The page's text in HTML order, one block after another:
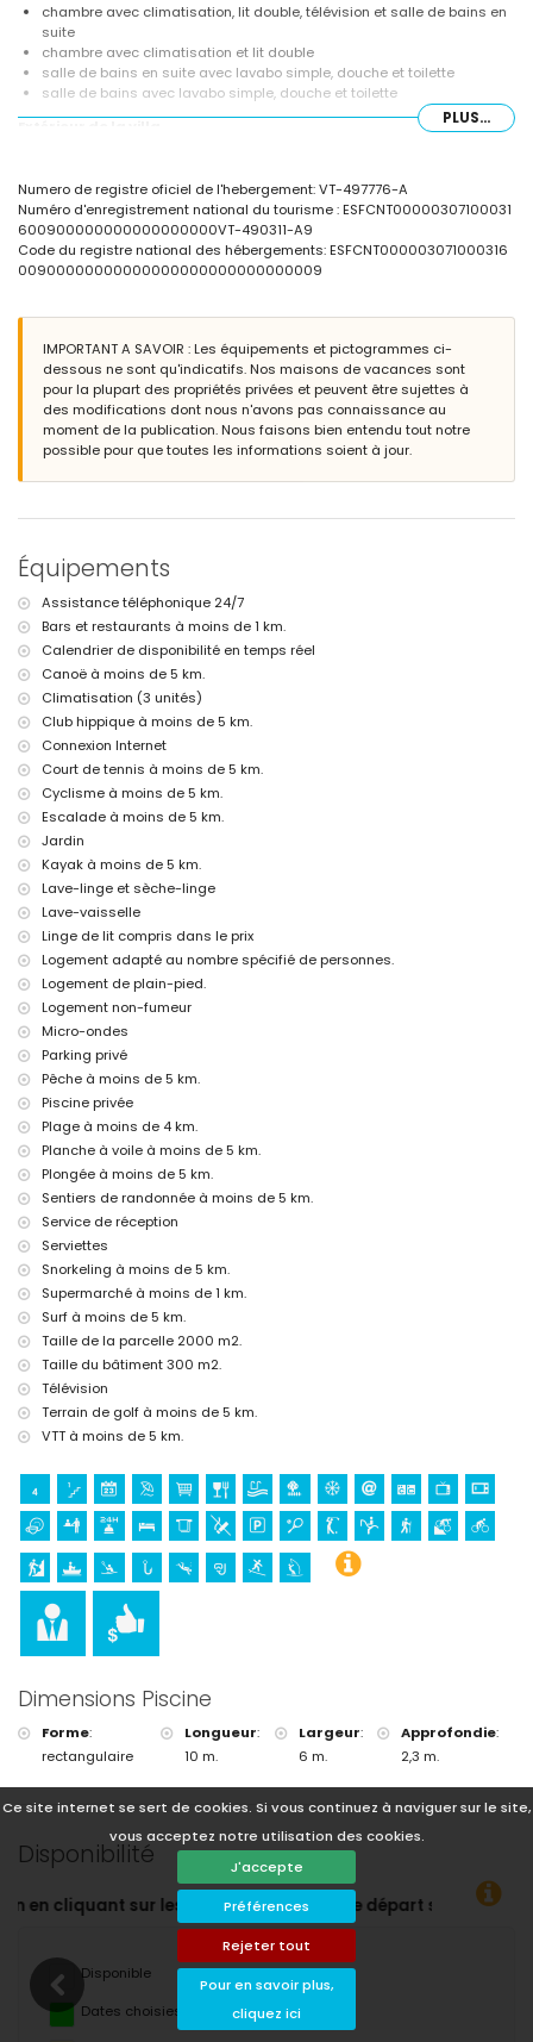
Ce site internet se sert de cookies. Si vous continuez à naviguer sur le site,
vous acceptez notre utilisation des cookies.
J'accepte
Préférences
Rejeter tout
Pour en savoir plus,
cliquez ici
chambre avec climatisation, lit double, télévision et salle de bains en
suite
chambre avec climatisation et lit double
salle de bains en suite avec lavabo simple, douche et toilette
salle de bains avec lavabo simple, douche et toilette
jardin avec arbres et mobilier de jardin avec transats
terrasse couverte
cuisine extérieure
douche extérieure
coin salon extérieur et coin repas extérieur
ville la plus proche : Xàbia (à moins de 3 kilomètres de la villa)
rivière ou bord de mer le plus proche : Mer Méditerranée, Xàbia (à
moins de 4 kilomètres de la villa)
plage la plus proche : La Grava, Xàbia (à moins de 4 kilomètres de la
villa)
villa)
villa)
second aéroport le plus proche : Valence (> 100 kilomètres)
interdiction de fumer
les animaux de compagnie ne sont pas admis
L'hébergement convient très bien aux familles avec enfants
Installations et services inclus dans le prix de location de la villa
internet (WiFi)
fer et planche à repasser
linge de lit et serviettes
service de réception et service d'urgence 24h/24
climatisation
Installations et services avec supplément
lit bébé/chaise haute (sur demande)
Divertissements et activités de loisirs pour vos vacances à Xàbia,
Costa Blanca
discothèque, bar et promenade (Paseo Marítimo) (à moins de 5
kilomètres de la maison)
Sites et culture à Xàbia, Costa Blanca
musée (Histórico de Xàbia, Xàbia), église (Virgen de Loreto, Puerto,
Xàbia), ruine (Molinos de Viento, Xàbia), monument (Pueblo de Xàbia,
Xàbia), bâtiment architectural (Pueblo de Xàbia, Xàbia), lieu historique
(Pueblo de Xàbia et Xàbia) (à moins de 5 kilomètres de
l'hébergement)
château (Portal de la Vila et Dénia) (à moins de 10 kilomètres de
l'hébergement)
tennis, golf (La Sella, Dénia), équitation, randonnée, VTT, cyclisme,
escalade, canoë, kayak, pêche, plongée, snorkeling, surf et planche à
voile (à moins de 5 kilomètres de la villa)
PLUS...
Numero de registre oficiel de l'hebergement: VT-497776-A
Numéro d'enregistrement national du tourisme : ESFCNT00000307100031
600900000000000000000VT-490311-A9
Code du registre national des hébergements: ESFCNT000003071000316
00900000000000000000000000000009
IMPORTANT A SAVOIR : Les équipements et pictogrammes ci-
dessous ne sont qu'indicatifs. Nos maisons de vacances sont
pour la plupart des propriétés privées et peuvent être sujettes à
des modifications dont nous n'avons pas connaissance au
moment de la publication. Nous faisons bien entendu tout notre
possible pour que toutes les informations soient à jour.
Équipements
Assistance téléphonique 24/7
Bars et restaurants à moins de 1 km.
Calendrier de disponibilité en temps réel
Canoë à moins de 5 km.
Climatisation (3 unités)
Club hippique à moins de 5 km.
Connexion Internet
Court de tennis à moins de 5 km.
Cyclisme à moins de 5 km.
Escalade à moins de 5 km.
Jardin
Kayak à moins de 5 km.
Lave-linge et sèche-linge
Lave-vaisselle
Linge de lit compris dans le prix
Logement adapté au nombre spécifié de personnes.
Logement de plain-pied.
Logement non-fumeur
Micro-ondes
Parking privé
Pêche à moins de 5 km.
Piscine privée
Plage à moins de 4 km.
Planche à voile à moins de 5 km.
Plongée à moins de 5 km.
Sentiers de randonnée à moins de 5 km.
Service de réception
Serviettes
Snorkeling à moins de 5 km.
Supermarché à moins de 1 km.
Surf à moins de 5 km.
Taille de la parcelle 2000 m2.
Taille du bâtiment 300 m2.
Télévision
Terrain de golf à moins de 5 km.
VTT à moins de 5 km.
Dimensions Piscine
Forme:
rectangulaire
Longueur:
10 m.
Largeur:
6 m.
Approfondie:
2,3 m.
Disponibilité
!
Disponible
Dates choisies